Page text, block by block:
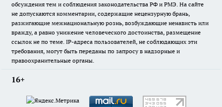
обсуждения тем и соблюдения законодательства РФ и РМЭ. На сайте
не допускаются комментарии, содержащие нецензурную брань,
разжигающие межнациональную рознь, возбуждающие ненависть или
вражду, а равно унижение человеческого достоинства, размещение
ссылок не по теме. IP-адреса пользователей, не соблюдающих эти
требования, могут быть переданы по запросу в надзорные и
правоохранительные органы.
16+